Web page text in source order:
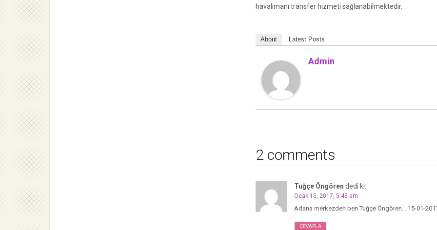
havalimanı transfer hizmeti sağlanabilmektedir.
About Latest Posts
Admin
2 comments
Tuğçe Öngören dedi ki:
Ocak 15, 2017, 5:45 am
Adana merkezden ben Tuğçe Öngören. . 15-01-
CEVAPLA